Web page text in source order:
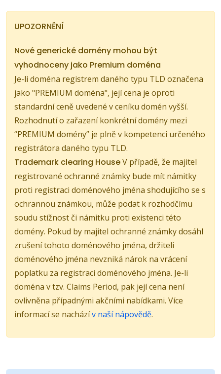
UPOZORNĚNÍ
Nové generické domény mohou být
vyhodnoceny jako Premium doména
Je-li doména registrem daného typu TLD označena
jako "PREMIUM doména", její cena je oproti
standardní ceně uvedené v ceníku domén vyšší.
Rozhodnutí o zařazení konkrétní domény mezi
“PREMIUM domény” je plně v kompetenci určeného
registrátora daného typu TLD.
Trademark clearing HouseV případě, že majitel
registrované ochranné známky bude mít námitky
proti registraci doménového jména shodujícího se s
ochrannou známkou, může podat k rozhodčímu
soudu stížnost či námitku proti existenci této
domény. Pokud by majitel ochranné známky dosáhl
zrušení tohoto doménového jména, držiteli
doménového jména nevzniká nárok na vrácení
poplatku za registraci doménového jména. Je-li
doména v tzv. Claims Period, pak její cena není
ovlivněna případnými akčními nabídkami. Více
informací se nacházív naší nápovědě.